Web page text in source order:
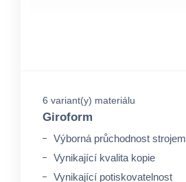
6 variant(y) materiálu
Giroform
Výborná průchodnost strojem
Vynikající kvalita kopie
Vynikající potiskovatelnost